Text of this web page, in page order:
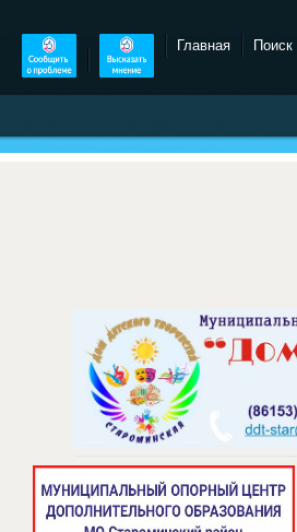
Главная Поиск